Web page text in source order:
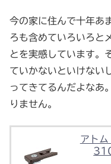
今の家に住んで十年あ
ろも含めていろいろと
とを実感しています。
ていかないといけない
ってきてるんだよなあ
りません。
アト